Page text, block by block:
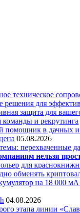
техническое
для
защита для
и рекрутинга
помощник в дачных и
05.08.2026
перехваченные
нельзя
для
обменять
на 18 000
04.08.2026
этапа линии